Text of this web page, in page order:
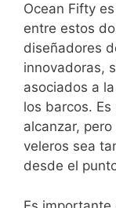
Ocean Fifty
entre estos
diseñadores
innovadoras,
asociados a
los barcos.
alcanzar,
veleros sea
desde el